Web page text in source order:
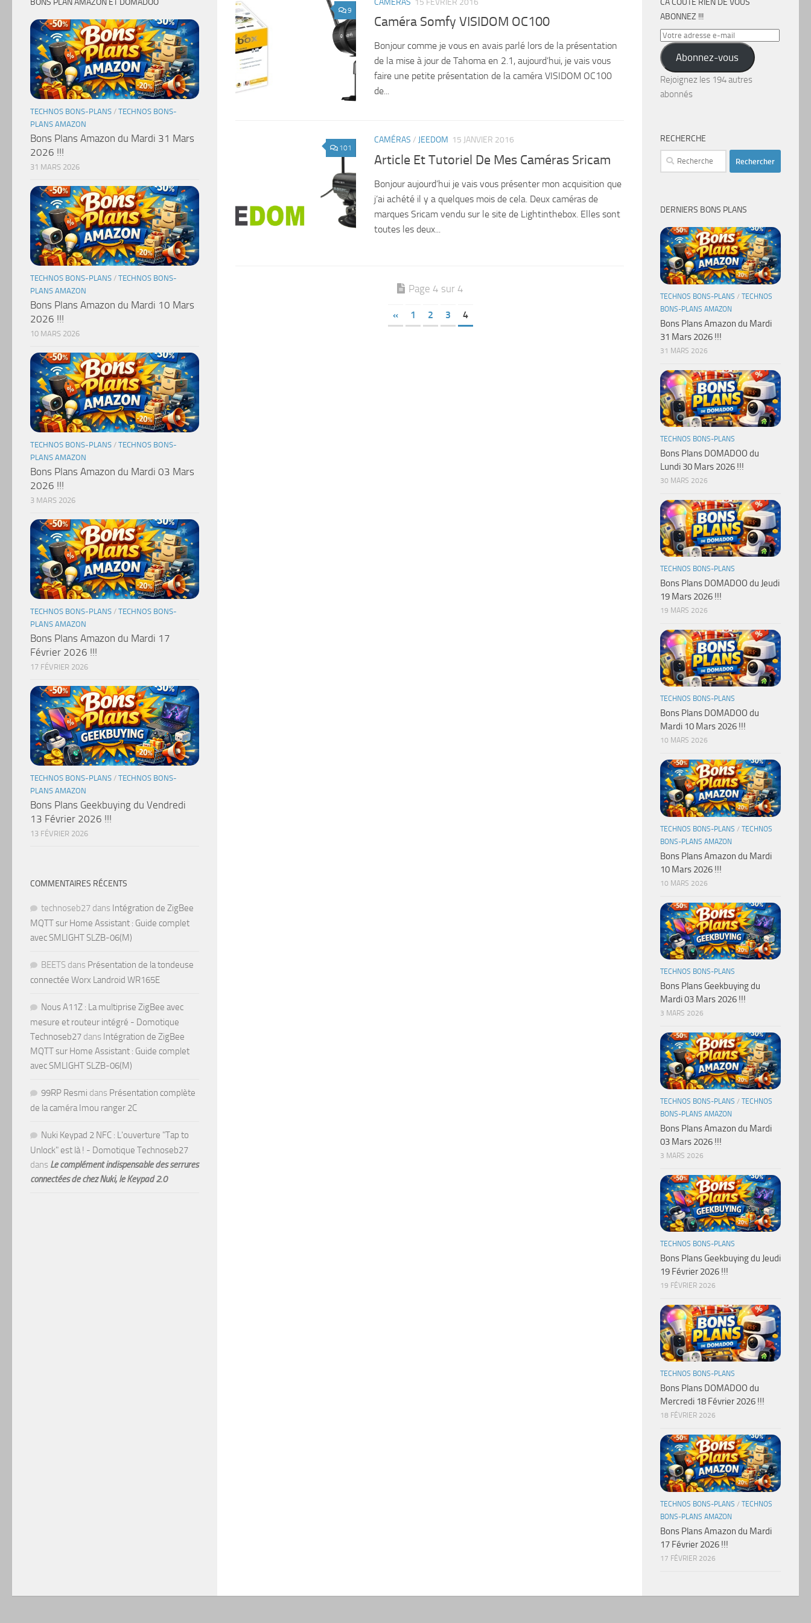
9
CAMÉRAS 15 FÉVRIER 2016
Caméra Somfy VISIDOM OC100
Bonjour comme je vous en avais parlé lors de la présentation
de la mise à jour de Tahoma en 2.1, aujourd’hui, je vais vous
faire une petite présentation de la caméra VISIDOM OC100
de...
101
CAMÉRAS / JEEDOM 15 JANVIER 2016
Article Et Tutoriel De Mes Caméras Sricam
Bonjour aujourd’hui je vais vous présenter mon acquisition que
j’ai achété il y a quelques mois de cela. Deux caméras de
marques Sricam vendu sur le site de Lightinthebox. Elles sont
toutes les deux...
Page 4 sur 4
« 1 2 3 4
BONS PLAN AMAZON ET DOMADOO
TECHNOS BONS-PLANS / TECHNOS BONS-
PLANS AMAZON
Bons Plans Amazon du Mardi 31 Mars
2026 !!!
31 MARS 2026
TECHNOS BONS-PLANS / TECHNOS BONS-
PLANS AMAZON
Bons Plans Amazon du Mardi 10 Mars
2026 !!!
10 MARS 2026
TECHNOS BONS-PLANS / TECHNOS BONS-
PLANS AMAZON
Bons Plans Amazon du Mardi 03 Mars
2026 !!!
3 MARS 2026
TECHNOS BONS-PLANS / TECHNOS BONS-
PLANS AMAZON
Bons Plans Amazon du Mardi 17
Février 2026 !!!
17 FÉVRIER 2026
TECHNOS BONS-PLANS / TECHNOS BONS-
PLANS AMAZON
Bons Plans Geekbuying du Vendredi
13 Février 2026 !!!
13 FÉVRIER 2026
COMMENTAIRES RÉCENTS
technoseb27 dans Intégration de ZigBee
MQTT sur Home Assistant : Guide complet
avec SMLIGHT SLZB-06(M)
BEETS dans Présentation de la tondeuse
connectée Worx Landroid WR165E
Nous A11Z : La multiprise ZigBee avec
mesure et routeur intégré - Domotique
Technoseb27 dans Intégration de ZigBee
MQTT sur Home Assistant : Guide complet
avec SMLIGHT SLZB-06(M)
99RP Resmi dans Présentation complète
de la caméra Imou ranger 2C
Nuki Keypad 2 NFC : L'ouverture "Tap to
Unlock" est là ! - Domotique Technoseb27
dans Le complément indispensable des serrures
connectées de chez Nuki, le Keypad 2.0
CA COÛTE RIEN DE VOUS
ABONNEZ !!!
Votre
adresse
e-
mail
Abonnez-vous
Rejoignez les 194 autres
abonnés
RECHERCHE
Rechercher :
DERNIERS BONS PLANS
TECHNOS BONS-PLANS / TECHNOS
BONS-PLANS AMAZON
Bons Plans Amazon du Mardi
31 Mars 2026 !!!
31 MARS 2026
TECHNOS BONS-PLANS
Bons Plans DOMADOO du
Lundi 30 Mars 2026 !!!
30 MARS 2026
TECHNOS BONS-PLANS
Bons Plans DOMADOO du Jeudi
19 Mars 2026 !!!
19 MARS 2026
TECHNOS BONS-PLANS
Bons Plans DOMADOO du
Mardi 10 Mars 2026 !!!
10 MARS 2026
TECHNOS BONS-PLANS / TECHNOS
BONS-PLANS AMAZON
Bons Plans Amazon du Mardi
10 Mars 2026 !!!
10 MARS 2026
TECHNOS BONS-PLANS
Bons Plans Geekbuying du
Mardi 03 Mars 2026 !!!
3 MARS 2026
TECHNOS BONS-PLANS / TECHNOS
BONS-PLANS AMAZON
Bons Plans Amazon du Mardi
03 Mars 2026 !!!
3 MARS 2026
TECHNOS BONS-PLANS
Bons Plans Geekbuying du Jeudi
19 Février 2026 !!!
19 FÉVRIER 2026
TECHNOS BONS-PLANS
Bons Plans DOMADOO du
Mercredi 18 Février 2026 !!!
18 FÉVRIER 2026
TECHNOS BONS-PLANS / TECHNOS
BONS-PLANS AMAZON
Bons Plans Amazon du Mardi
17 Février 2026 !!!
17 FÉVRIER 2026